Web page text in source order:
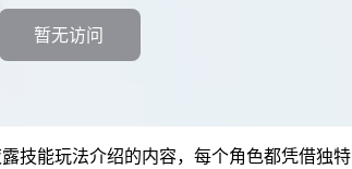
暂无访问
技能玩法介绍的内容，每个角色都凭借独